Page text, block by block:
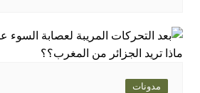
مدونات